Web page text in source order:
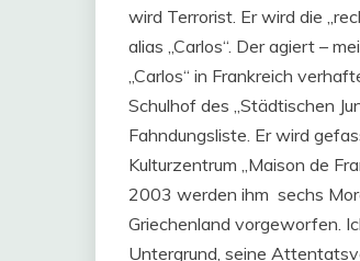
wird Terrorist. Er wird die
alias „Carlos“. Der agiert –
„Carlos“ in Frankreich
Schulhof des „Städtischen
Fahndungsliste. Er wird
Kulturzentrum „Maison de
2003 werden ihm sechs
Griechenland vorgeworfen.
Untergrund, seine